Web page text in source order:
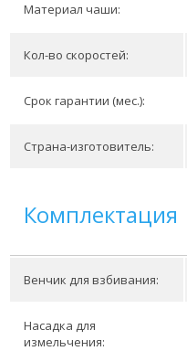
Материал чаши:
Кол-во скоростей:
Срок гарантии (мес.):
Страна-изготовитель:
Комплектация
Венчик для взбивания:
Насадка для
измельчения: